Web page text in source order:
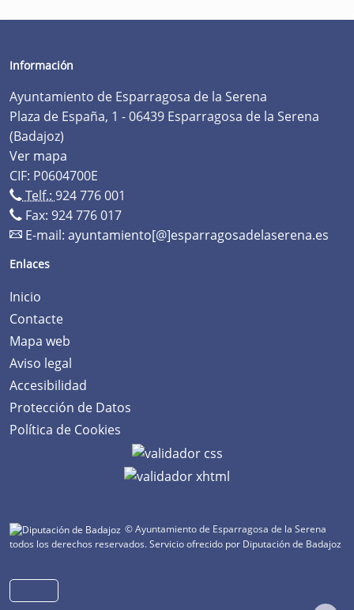
Información
Ayuntamiento de Esparragosa de la Serena
Plaza de España, 1 - 06439 Esparragosa de la Serena
(Badajoz)
Ver mapa
CIF: P0604700E
Telf.: 924 776 001
Fax: 924 776 017
E-mail: ayuntamiento[@]esparragosadelaserena.es
Enlaces
Inicio
Contacte
Mapa web
Aviso legal
Accesibilidad
Protección de Datos
Política de Cookies
© Ayuntamiento de Esparragosa de la Serena
todos los derechos reservados.Servicio ofrecido por Diputación de Badajoz